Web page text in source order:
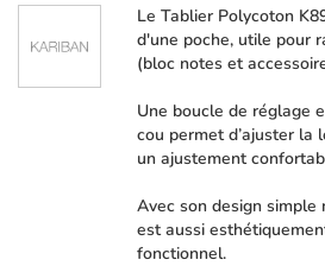
Le Tablier Polycoton
d'une poche, utile pour
(bloc notes et
Une boucle de réglage
cou permet d’ajuster la
un ajustement
Avec son design
est aussi
fonctionnel.